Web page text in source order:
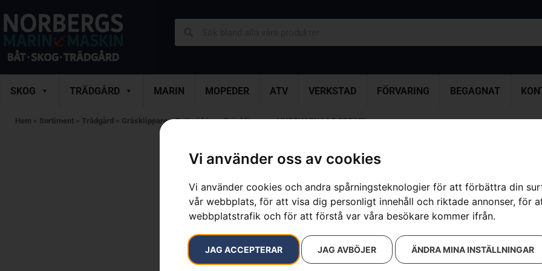
Vi använder oss av cookies
Vi använder cookies och andra spårningsteknologier för att förbättra din
vår webbplats, för att visa dig personligt innehåll och riktade annonser, för
webbplatstrafik och för att förstå var våra besökare kommer ifrån.
JAG ACCEPTERAR JAG AVBÖJER ÄNDRA MINA INSTÄLLNINGAR
SKOG TRÄDGÅRD MARIN MOPEDER ATV VERKSTAD FÖRVARING BEGAGNAT
Hem » Sortiment » Trädgård » Gräsklippare»Batteridrivna Gräsklippare»HUSQVARNA LC 353iVX
Artikelnummer:
967862001
Kategorier:
Varumärke: Husqvarna
10 500kr